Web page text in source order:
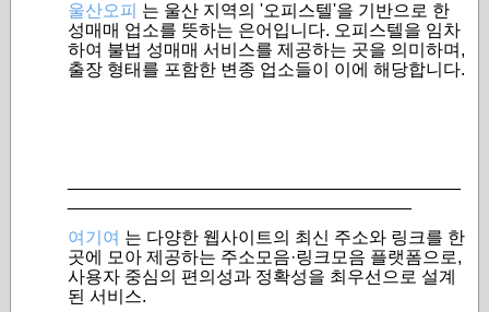
울산오피 는 울산 지역의 '오피스텔'을 기반으로 한
성매매 업소를 뜻하는 은어입니다. 오피스텔을 임차
하여 불법 성매매 서비스를 제공하는 곳을 의미하며,
출장 형태를 포함한 변종 업소들이 이에 해당합니다.
여기여 는 다양한 웹사이트의 최신 주소와 링크를 한
곳에 모아 제공하는 주소모음·링크모음 플랫폼으로,
사용자 중심의 편의성과 정확성을 최우선으로 설계
된 서비스.